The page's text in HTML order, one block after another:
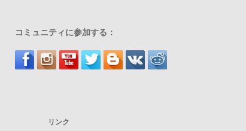
コミュニティに参加する：
リンク